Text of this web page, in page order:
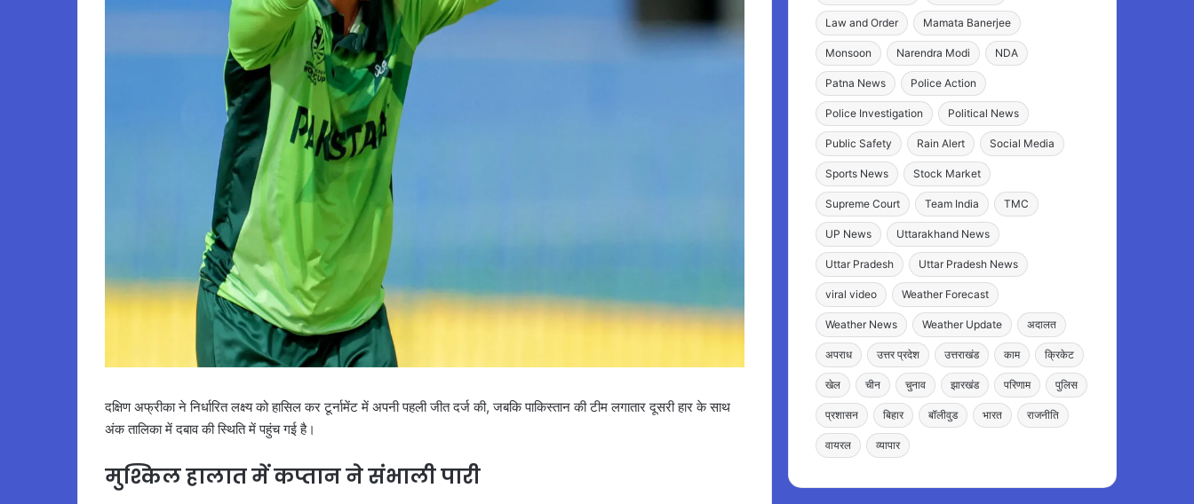
दक्षिण अफ्रीका ने निर्धारित लक्ष्य को हासिल कर टूर्नामेंट में अपनी पहली जीत दर्ज की, जबकि पाकिस्तान की टीम लगातार दूसरी हार के साथ
अंक तालिका में दबाव की स्थिति में पहुंच गई है।
मुश्किल हालात में कप्तान ने संभाली पारी
Law and Order Mamata Banerjee
Monsoon Narendra Modi NDA
Patna News Police Action
Police Investigation Political News
Public Safety Rain Alert Social Media
Sports News Stock Market
Supreme Court Team India TMC
UP News Uttarakhand News
Uttar Pradesh Uttar Pradesh News
viral video Weather Forecast
Weather News Weather Update अदालत
अपराध उत्तर प्रदेश उत्तराखंड काम क्रिकेट
खेल चीन चुनाव झारखंड परिणाम पुलिस
प्रशासन बिहार बॉलीवुड भारत राजनीति
वायरल व्यापार